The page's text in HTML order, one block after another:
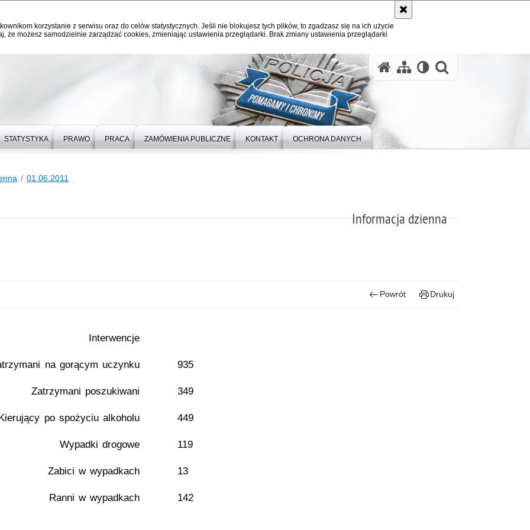
korzystanie z serwisu oraz do celów statystycznych. Jeśli nie blokujesz tych plików, to zgadzasz się na ich użycie
że możesz samodzielnie zarządzać cookies, zmieniając ustawienia przeglądarki. Brak zmiany ustawienia przeglądarki
STATYSTYKA PRAWO PRACA ZAMÓWIENIA PUBLICZNE KONTAKT OCHRONA DANYCH
01.06.2011
Informacja dzienna
Powrót Drukuj
Interwencje
na gorącym uczynku 935
Zatrzymani poszukiwani 349
po spożyciu alkoholu 449
Wypadki drogowe 119
Zabici w wypadkach 13
Ranni w wypadkach 142